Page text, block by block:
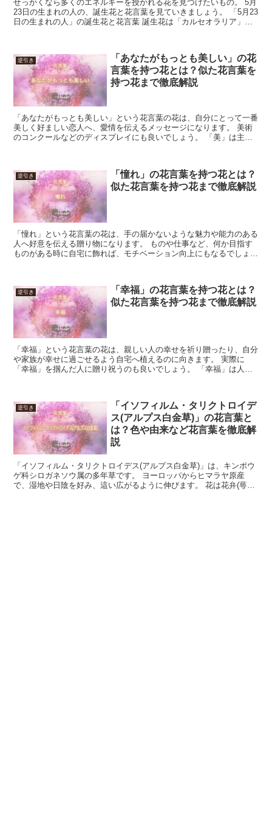
せっかくなら多くのエネルギーを授かれる花を見つけたいもの。 5月
23日の生まれの人の、誕生花と花言葉を見ていきましょう。 「5月23
日の生まれの人」の誕生花と花言葉 誕生花は「カルセオラリア」
逆引き
「あなたがもっとも美しい」の花
言葉を持つ花とは？似た花言葉を
持つ花まで徹底解説
「あなたがもっとも美しい」という花言葉の花は、自分にとって一番
美しく好ましい恋人へ、愛情を伝えるメッセージになります。 美術
のコンクールなどのディスプレイにも良いでしょう。 「美」は主観
逆引き
「憧れ」の花言葉を持つ花とは？
似た花言葉を持つ花まで徹底解説
「憧れ」という花言葉の花は、手の届かないような魅力や能力のある
人へ好意を伝える贈り物になります。 ものや仕事など、何か目指す
ものがある時に自宅に飾れば、モチベーション向上にもなるでしょ
逆引き
「幸福」の花言葉を持つ花とは？
似た花言葉を持つ花まで徹底解説
「幸福」という花言葉の花は、親しい人の幸せを祈り贈ったり、自分
や家族が幸せに過ごせるよう自宅へ植えるのに向きます。 実際に
「幸福」を掴んだ人に贈り祝うのも良いでしょう。 「幸福」は人そ
逆引き
「イソフィルム・タリクトロイデ
ス(アルプス白金草)」の花言葉と
は？色や由来など花言葉を徹底解
説
「イソフィルム・タリクトロイデス(アルプス白金草)」は、キンポウ
ゲ科シロガネソウ属の多年草です。 ヨーロッパからヒマラヤ原産
で、湿地や日陰を好み、這い広がるように伸びます。 花は花弁(萼